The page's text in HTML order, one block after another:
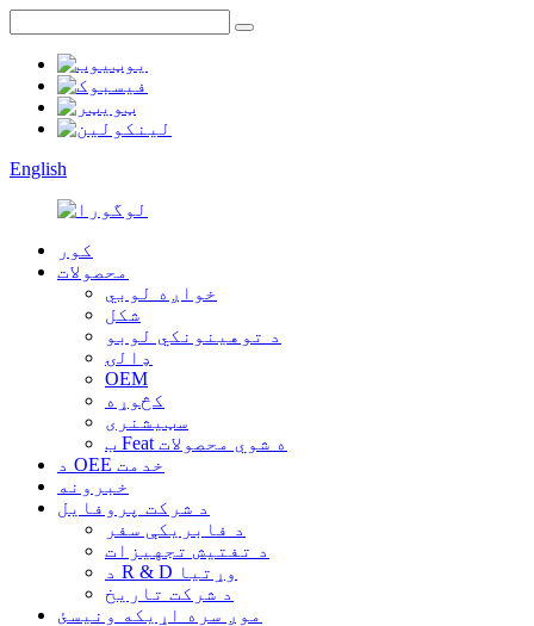
English
کور
محصولات
خواږه لوبي
شکل
د توهینونکي لوبو
ډالۍ
OEM
کڅوړه
سټیشنری
ب Feat ه شوي محصولات
د OEE خدمت
خبرونه
د شرکت پروفایل
د فابریکې سفر
د تفتیش تجهیزات
د R & D وړتیا
د شرکت تاریخ
موږ سره اړیکه ونیسئ